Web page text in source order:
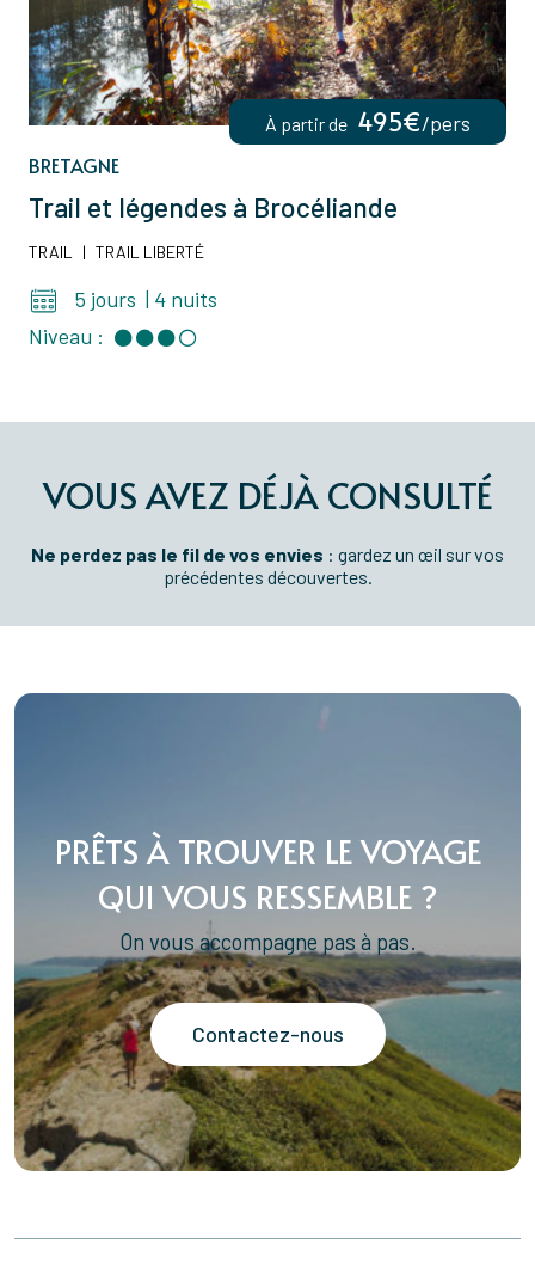
BRETAGNE
Trail et légendes à Brocéliande
TRAIL | TRAIL LIBERTÉ
5 jours | 4 nuits
Niveau :
À partir de 495€/pers
VOUS AVEZ DÉJÀ CONSULTÉ
Ne perdez pas le fil de vos envies : gardez un œil sur vos
précédentes découvertes.
PRÊTS À TROUVER LE VOYAGE
QUI VOUS RESSEMBLE ?
On vous accompagne pas à pas.
Contactez-nous